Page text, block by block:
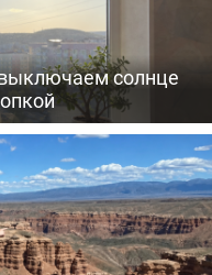
солнце